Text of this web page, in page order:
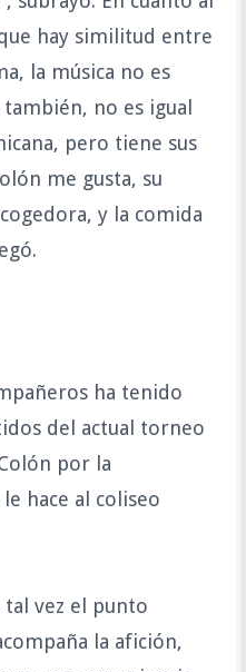
hay similitud entre
la música no es
no es igual
pero tiene sus
me gusta, su
y la comida
ha tenido
del actual torneo
por la
hace al coliseo
tal vez el punto
la afición,